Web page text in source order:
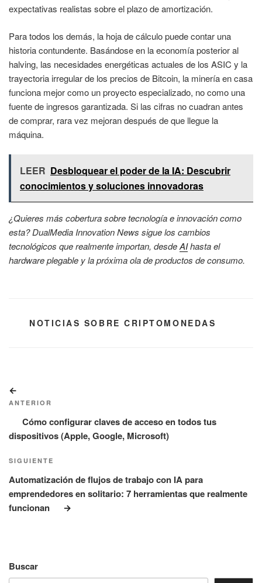
expectativas realistas sobre el plazo de amortización.
Para todos los demás, la hoja de cálculo puede contar una
historia contundente. Basándose en la economía posterior al
halving, las necesidades energéticas actuales de los ASIC y la
trayectoria irregular de los precios de Bitcoin, la minería en casa
funciona mejor como un proyecto especializado, no como una
fuente de ingresos garantizada. Si las cifras no cuadran antes
de comprar, rara vez mejoran después de que llegue la
máquina.
LEER Desbloquear el poder de la IA: Descubrir
conocimientos y soluciones innovadoras
¿Quieres más cobertura sobre tecnología e innovación como
esta? DualMedia Innovation News sigue los cambios
tecnológicos que realmente importan, desdeAIhasta el
hardware plegable y la próxima ola de productos de consumo.
CATEGORÍAS
NOTICIAS SOBRE CRIPTOMONEDAS
de
entradas
anterior:
ANTERIOR
Cómo configurar claves de acceso en todos tus
dispositivos (Apple, Google, Microsoft)
Siguiente
entrada
SIGUIENTE
Automatización de flujos de trabajo con IA para
emprendedores en solitario: 7 herramientas que realmente
funcionan
Buscar